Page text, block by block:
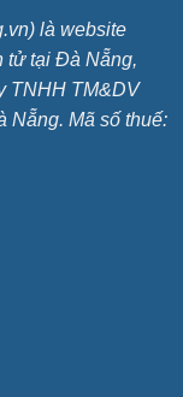
là website
tử tại Đà Nẵng,
TNHH TM&DV
Nẵng. Mã số thuế: